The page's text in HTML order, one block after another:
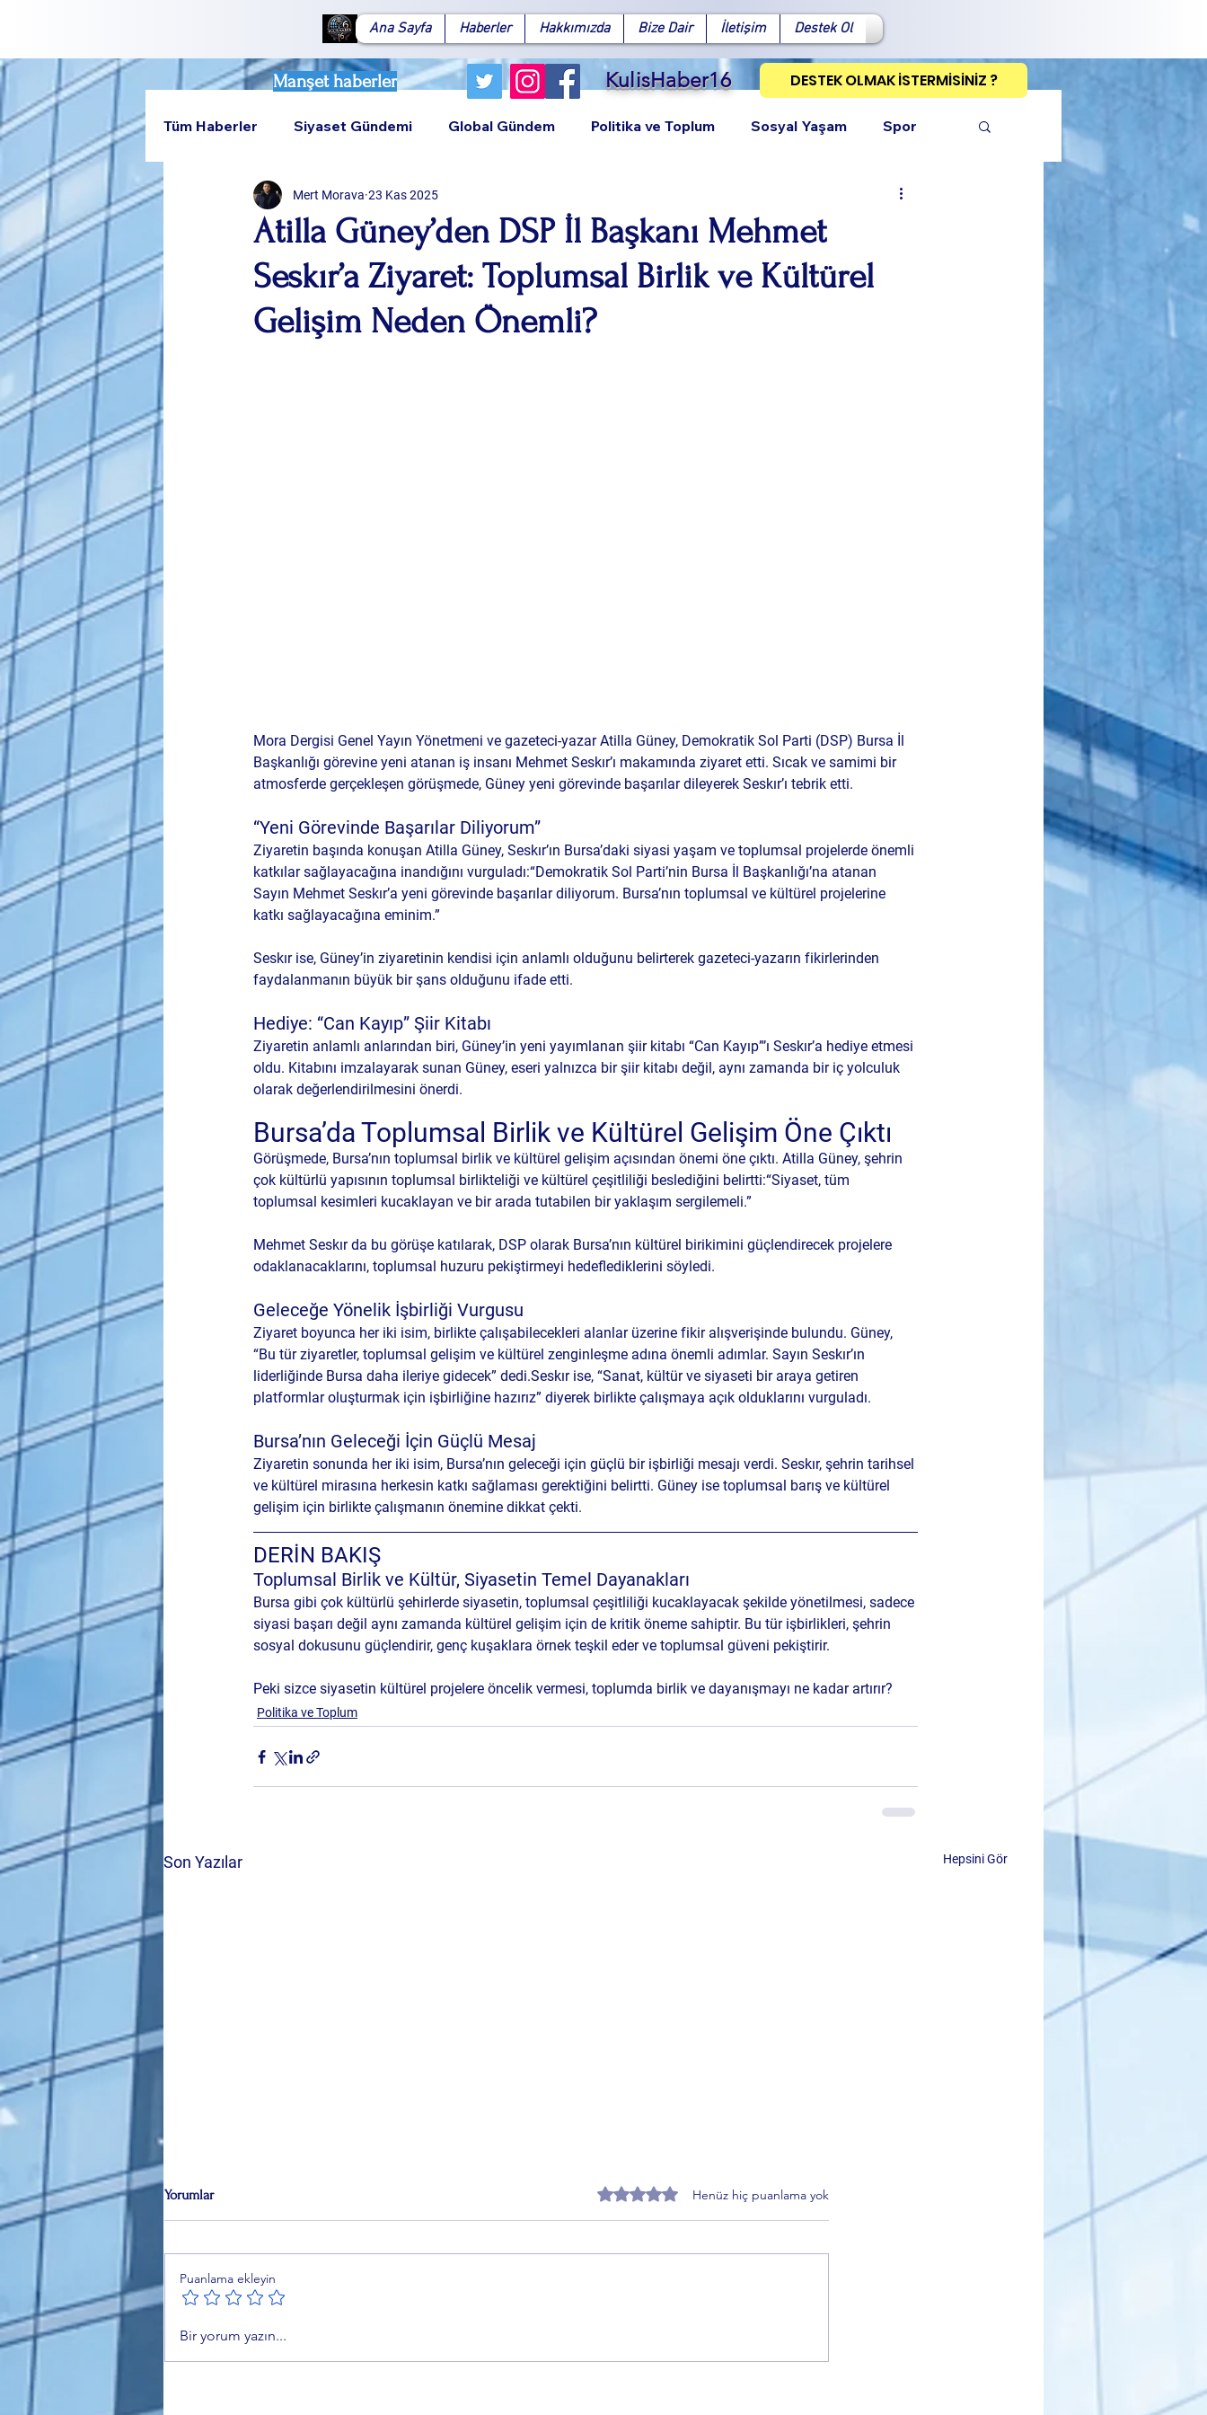
Ana Sayfa Haberler Hakkımızda Bize Dair İletişim Destek Ol
Manşet haberler KulisHaber16 DESTEK OLMAK İSTERMİSİNİZ ?
FacebookX (Twitter) WhatsApp LinkedInPinterestBağlantıyı Kopyala
Tüm Haberler Siyaset Gündemi Global Gündem Politika ve Toplum Sosyal Yaşam Spor
Teknoloji Rumeli
Atilla Güney’den DSP İl Başkanı Mehmet
Seskır’a Ziyaret: Toplumsal Birlik ve Kültürel
Gelişim Neden Önemli?
Mert Morava 23 Kas 2025
Mora Dergisi Genel Yayın Yönetmeni ve gazeteci-yazar Atilla Güney, Demokratik Sol Parti (DSP) Bursa İl
Başkanlığı görevine yeni atanan iş insanı Mehmet Seskır’ı makamında ziyaret etti. Sıcak ve samimi bir
atmosferde gerçekleşen görüşmede, Güney yeni görevinde başarılar dileyerek Seskır’ı tebrik etti.
“Yeni Görevinde Başarılar Diliyorum”
Ziyaretin başında konuşan Atilla Güney, Seskır’ın Bursa’daki siyasi yaşam ve toplumsal projelerde önemli
katkılar sağlayacağına inandığını vurguladı:“Demokratik Sol Parti’nin Bursa İl Başkanlığı’na atanan
Sayın Mehmet Seskır’a yeni görevinde başarılar diliyorum. Bursa’nın toplumsal ve kültürel projelerine
katkı sağlayacağına eminim.”
Seskır ise, Güney’in ziyaretinin kendisi için anlamlı olduğunu belirterek gazeteci-yazarın fikirlerinden
faydalanmanın büyük bir şans olduğunu ifade etti.
Hediye: “Can Kayıp” Şiir Kitabı
Ziyaretin anlamlı anlarından biri, Güney’in yeni yayımlanan şiir kitabı “Can Kayıp”’ı Seskır’a hediye etmesi
oldu. Kitabını imzalayarak sunan Güney, eseri yalnızca bir şiir kitabı değil, aynı zamanda bir iç yolculuk
olarak değerlendirilmesini önerdi.
Bursa’da Toplumsal Birlik ve Kültürel Gelişim Öne Çıktı
Görüşmede, Bursa’nın toplumsal birlik ve kültürel gelişim açısından önemi öne çıktı. Atilla Güney, şehrin
çok kültürlü yapısının toplumsal birlikteliği ve kültürel çeşitliliği beslediğini belirtti:“Siyaset, tüm
toplumsal kesimleri kucaklayan ve bir arada tutabilen bir yaklaşım sergilemeli.”
Mehmet Seskır da bu görüşe katılarak, DSP olarak Bursa’nın kültürel birikimini güçlendirecek projelere
odaklanacaklarını, toplumsal huzuru pekiştirmeyi hedeflediklerini söyledi.
Geleceğe Yönelik İşbirliği Vurgusu
Ziyaret boyunca her iki isim, birlikte çalışabilecekleri alanlar üzerine fikir alışverişinde bulundu. Güney,
“Bu tür ziyaretler, toplumsal gelişim ve kültürel zenginleşme adına önemli adımlar. Sayın Seskır’ın
liderliğinde Bursa daha ileriye gidecek” dedi.Seskır ise, “Sanat, kültür ve siyaseti bir araya getiren
platformlar oluşturmak için işbirliğine hazırız” diyerek birlikte çalışmaya açık olduklarını vurguladı.
Bursa’nın Geleceği İçin Güçlü Mesaj
Ziyaretin sonunda her iki isim, Bursa’nın geleceği için güçlü bir işbirliği mesajı verdi. Seskır, şehrin tarihsel
ve kültürel mirasına herkesin katkı sağlaması gerektiğini belirtti. Güney ise toplumsal barış ve kültürel
gelişim için birlikte çalışmanın önemine dikkat çekti.
DERİN BAKIŞ
Toplumsal Birlik ve Kültür, Siyasetin Temel Dayanakları
Bursa gibi çok kültürlü şehirlerde siyasetin, toplumsal çeşitliliği kucaklayacak şekilde yönetilmesi, sadece
siyasi başarı değil aynı zamanda kültürel gelişim için de kritik öneme sahiptir. Bu tür işbirlikleri, şehrin
sosyal dokusunu güçlendirir, genç kuşaklara örnek teşkil eder ve toplumsal güveni pekiştirir.
Peki sizce siyasetin kültürel projelere öncelik vermesi, toplumda birlik ve dayanışmayı ne kadar artırır?
Politika ve Toplum
Son Yazılar Hepsini Gör
Çerçeve Yasa Komisyondan
Geçti: 12 Maddelik Teklif Neler
Getiriyor?
dikkat çeken çağrı
Yorumlar 5 üzerinden 0 yıldızHenüz hiç puanlama yok
Puanlama ekleyin
Bir yorum yazın...